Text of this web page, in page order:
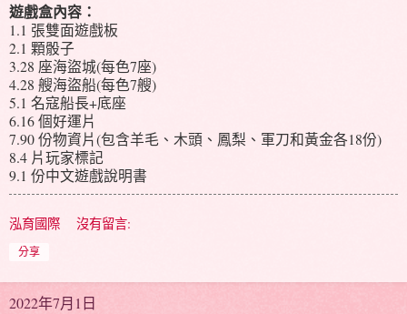
遊戲盒內容：
1.1 張雙面遊戲板
2.1 顆骰子
3.28 座海盜城(每色7座)
4.28 艘海盜船(每色7艘)
5.1 名寇船長+底座
6.16 個好運片
7.90 份物資片(包含羊毛、木頭、鳳梨、軍刀和黃金各18份)
8.4 片玩家標記
9.1 份中文遊戲說明書
泓育國際 沒有留言:
分享
2022年7月1日